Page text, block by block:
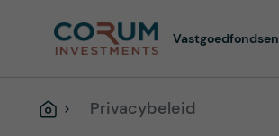
Home Privacybeleid
Vastgoedfondsen